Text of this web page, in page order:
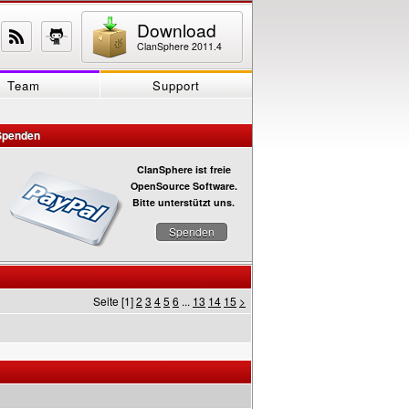
Download
ClanSphere 2011.4
Team Support
ClanSphere ist freie
OpenSource Software.
Bitte unterstützt uns.
Spenden
Seite [1]2 3 45 6 ... 13 14 15 >